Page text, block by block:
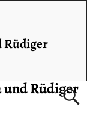
Rüdiger
Rüdiger